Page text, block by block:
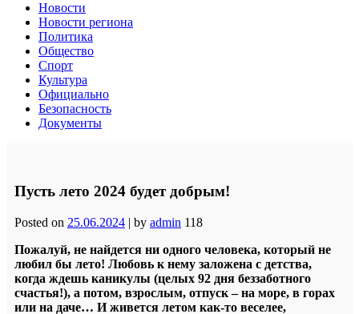
Новости
Новости региона
Политика
Общество
Спорт
Культура
Официально
Безопасность
Документы
Пусть лето 2024 будет добрым!
Posted on 25.06.2024 | by admin 118
Пожалуй, не найдется ни одного человека, который не
любил бы лето! Любовь к нему заложена с детства,
когда ждешь каникулы (целых 92 дня беззаботного
счастья!), а потом, взрослым, отпуск – на море, в горах
или на даче… И живется летом как-то веселее,